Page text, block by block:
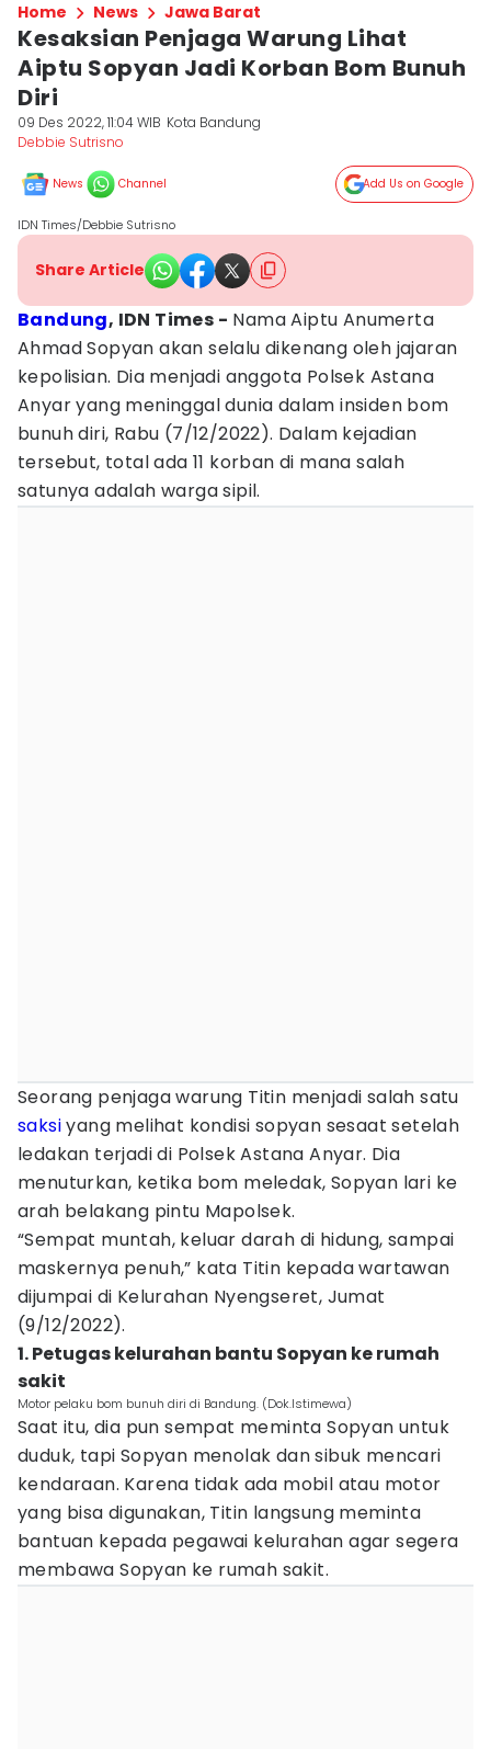
Home News Jawa Barat
Kesaksian Penjaga Warung Lihat
Aiptu Sopyan Jadi Korban Bom Bunuh
Diri
09 Des 2022, 11:04 WIB Kota Bandung
Debbie Sutrisno
News Channel Add Us on Google
IDN Times/Debbie Sutrisno
Share Article
Bandung, IDN Times - Nama Aiptu Anumerta
Ahmad Sopyan akan selalu dikenang oleh jajaran
kepolisian. Dia menjadi anggota Polsek Astana
Anyar yang meninggal dunia dalam insiden bom
bunuh diri, Rabu (7/12/2022). Dalam kejadian
tersebut, total ada 11 korban di mana salah
satunya adalah warga sipil.
Seorang penjaga warung Titin menjadi salah satu
saksiyang melihat kondisi sopyan sesaat setelah
ledakan terjadi di Polsek Astana Anyar. Dia
menuturkan, ketika bom meledak, Sopyan lari ke
arah belakang pintu Mapolsek.
“Sempat muntah, keluar darah di hidung, sampai
maskernya penuh,” kata Titin kepada wartawan
dijumpai di Kelurahan Nyengseret, Jumat
(9/12/2022).
1. Petugas kelurahan bantu Sopyan ke rumah
sakit
Motor pelaku bom bunuh diri di Bandung. (Dok.Istimewa)
Saat itu, dia pun sempat meminta Sopyan untuk
duduk, tapi Sopyan menolak dan sibuk mencari
kendaraan. Karena tidak ada mobil atau motor
yang bisa digunakan, Titin langsung meminta
bantuan kepada pegawai kelurahan agar segera
membawa Sopyan ke rumah sakit.